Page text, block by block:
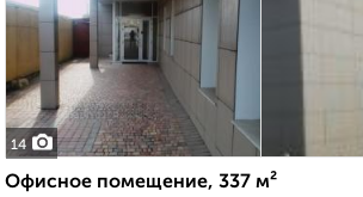
14
Офисное помещение, 337 м²